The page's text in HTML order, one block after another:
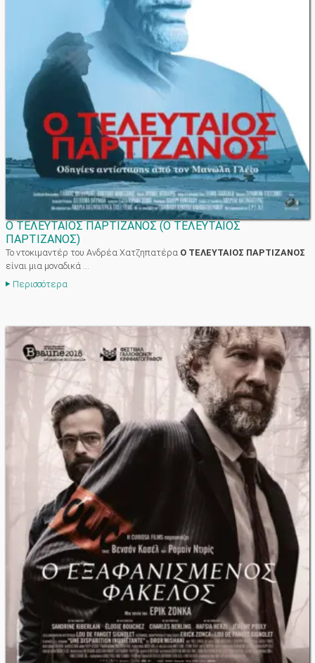
Ο ΤΕΛΕΥΤΑΙΟΣ ΠΑΡΤΙΖΑΝΟΣ (Ο ΤΕΛΕΥΤΑΙΟΣ
ΠΑΡΤΙΖΑΝΟΣ)
Το ντοκιμαντέρ του Ανδρέα Χατζηπατέρα Ο ΤΕΛΕΥΤΑΙΟΣ ΠΑΡΤΙΖΑΝΟΣ
είναι μια μοναδικά ...
Περισσότερα